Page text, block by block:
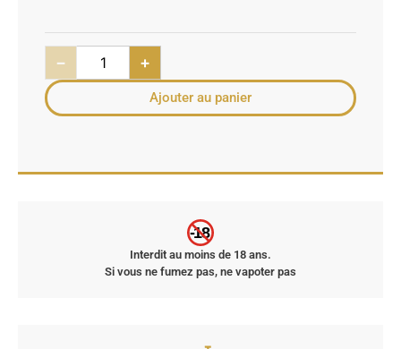
− +
Ajouter au panier
-18
Interdit au moins de 18 ans.
Si vous ne fumez pas, ne vapoter pas